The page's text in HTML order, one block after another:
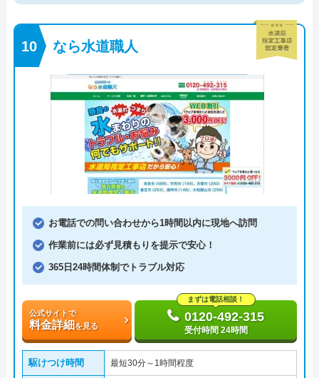
なら水道職人
お電話での問い合わせから1時間以内に現地へ訪問
作業前には必ず見積もりを提示で安心！
365日24時間体制でトラブル対応
公式サイトで
料金詳細を見る
まずは電話相談！
0120-492-315
受付時間 24時間
駆けつけ時間 最短30分～1時間程度